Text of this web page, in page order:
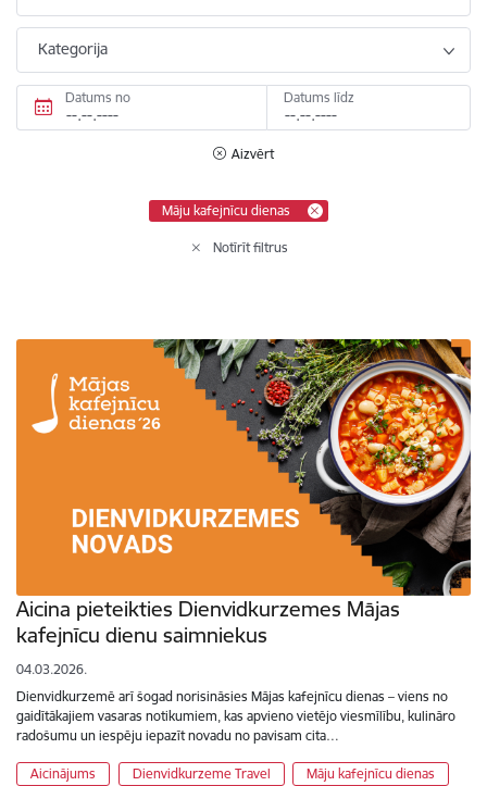
Kategorija
Datums no Datums līdz
Aizvērt
Māju kafejnīcu dienas
Notīrīt filtrus
Aicina pieteikties Dienvidkurzemes Mājas
kafejnīcu dienu saimniekus
04.03.2026.
Dienvidkurzemē arī šogad norisināsies Mājas kafejnīcu dienas – viens no
gaidītākajiem vasaras notikumiem, kas apvieno vietējo viesmīlību, kulināro
radošumu un iespēju iepazīt novadu no pavisam cita…
Aicinājums Dienvidkurzeme Travel Māju kafejnīcu dienas